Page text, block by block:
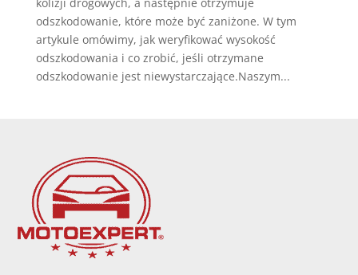
odszkodowanie, które może być zaniżone. W tym
artykule omówimy, jak weryfikować wysokość
odszkodowania i co zrobić, jeśli otrzymane
odszkodowanie jest niewystarczające.Naszym...